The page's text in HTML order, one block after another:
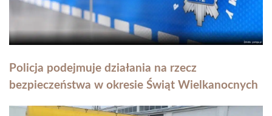
Policja podejmuje działania na rzecz
bezpieczeństwa w okresie Świąt Wielkanocnych